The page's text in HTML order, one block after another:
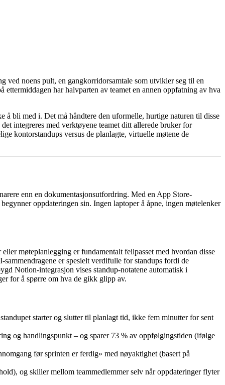
ved noens pult, en gangkorridorsamtale som utvikler seg til en
har halvparten av teamet en annen oppfatning av hva
bli med i. Det må håndtere den uformelle, hurtige naturen til disse
integreres med verktøyene teamet ditt allerede bruker for
kontorstandups versus de planlagte, virtuelle møtene de
enn en dokumentasjonsutfordring. Med en App Store-
oppdateringen sin. Ingen laptoper å åpne, ingen møtelenker
møteplanlegging er fundamentalt feilpasset med hvordan disse
er spesielt verdifulle for standups fordi de
Notion-integrasjon vises standup-notatene automatisk i
for å spørre om hva de gikk glipp av.
starter og slutter til planlagt tid, ikke fem minutter for sent
og handlingspunkt – og sparer 73 % av oppfølgingstiden (ifølge
før sprinten er ferdig» med nøyaktighet (basert på
og skiller mellom teammedlemmer selv når oppdateringer flyter